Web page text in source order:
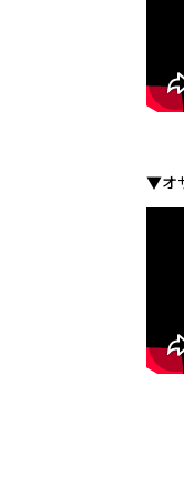
▼オ